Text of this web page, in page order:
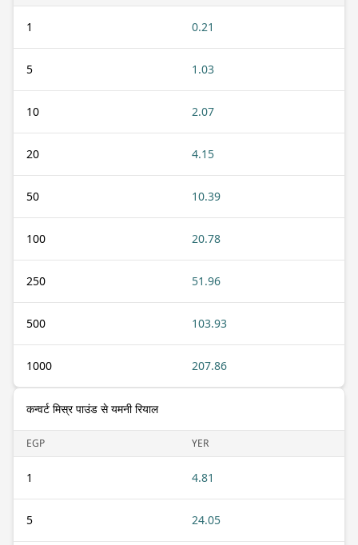
1 0.21
5 1.03
10 2.07
20 4.15
50 10.39
100 20.78
250 51.96
500 103.93
1000 207.86
कन्वर्ट मिस्र पाउंड से यमनी रियाल
EGP YER
1 4.81
5 24.05